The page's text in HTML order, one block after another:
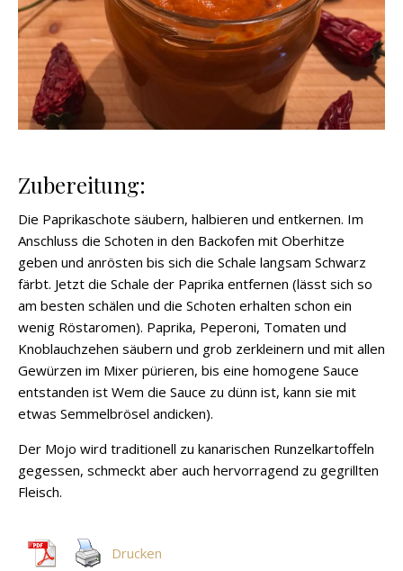
Zubereitung:
Die Paprikaschote säubern, halbieren und entkernen. Im
Anschluss die Schoten in den Backofen mit Oberhitze
geben und anrösten bis sich die Schale langsam Schwarz
färbt. Jetzt die Schale der Paprika entfernen (lässt sich so
am besten schälen und die Schoten erhalten schon ein
wenig Röstaromen). Paprika, Peperoni, Tomaten und
Knoblauchzehen säubern und grob zerkleinern und mit allen
Gewürzen im Mixer pürieren, bis eine homogene Sauce
entstanden ist Wem die Sauce zu dünn ist, kann sie mit
etwas Semmelbrösel andicken).
Der Mojo wird traditionell zu kanarischen Runzelkartoffeln
gegessen, schmeckt aber auch hervorragend zu gegrillten
Fleisch.
Drucken